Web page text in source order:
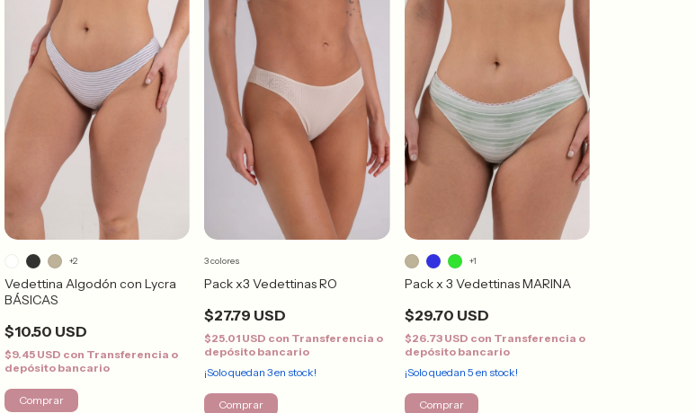
Vedettina Algodón con Lycra
BÁSICAS
$10.50 USD
$9.45 USD con Transferencia o
depósito bancario
+2
Comprar
Pack x3 Vedettinas RO
$27.79 USD
$25.01 USD con Transferencia o
depósito bancario
¡Solo quedan3en stock!
3 colores
Comprar
Pack x 3 Vedettinas MARINA
$29.70 USD
$26.73 USD con Transferencia o
depósito bancario
¡Solo quedan 5 en stock!
+1
Comprar